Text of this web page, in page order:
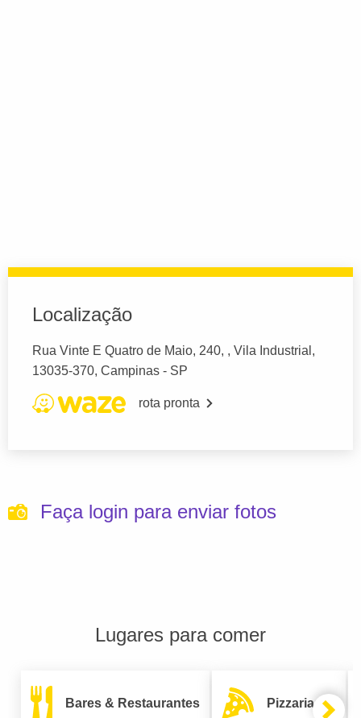
Localização
Rua Vinte E Quatro de Maio, 240, , Vila Industrial,
13035-370, Campinas - SP
rota pronta
Faça login para enviar fotos
Lugares para comer
Bares & Restaurantes Pizzarias